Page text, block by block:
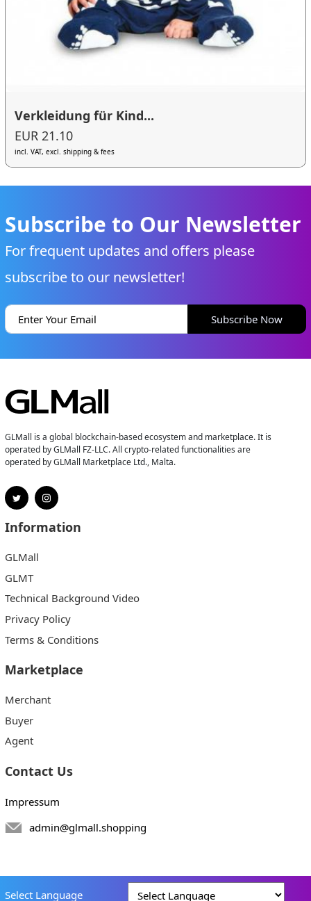
Verkleidung für Kind...
EUR 21.10
incl. VAT, excl. shipping & fees
Subscribe to Our Newsletter
For frequent updates and offers please
subscribe to our newsletter!
Subscribe Now
GLMall is a global blockchain-based ecosystem and marketplace. It is
operated by GLMall FZ-LLC. All crypto-related functionalities are
operated by GLMall Marketplace Ltd., Malta.
Information
GLMall
GLMT
Technical Background Video
Privacy Policy
Terms & Conditions
Marketplace
Merchant
Buyer
Agent
Contact Us
Impressum
admin@glmall.shopping
Select Language